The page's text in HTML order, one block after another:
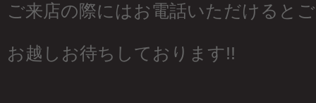
ご来店の際にはお電話いただけると
お越しお待ちしております!!